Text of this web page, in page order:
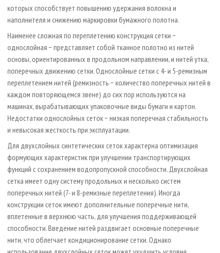
которых способствует повышению удержания волокна и
наполнителя и снижению маркировки бумажного полотна.
Наименее сложная по переплетению конструкция сетки −
однослойная − представляет собой тканное полотно из нитей
основы, ориентированных в продольном направлении, и нитей утка,
поперечных движению сетки. Однослойные сетки с 4- и 5-ремизным
переплетением нитей (ремизность − количество поперечных нитей в
каждом повторяющемся звене) до сих пор используются на
машинах, вырабатывающих упаковочные виды бумаги и картон.
Недостатки однослойных сеток − низкая поперечная стабильность
и невысокая жесткость при эксплуатации.
Для двухслойных синтетических сеток характерна оптимизация
формующих характеристик при улучшении транспортирующих
функций с сохранением водопропускной способности. Двухслойная
сетка имеет одну систему продольных и несколько систем
поперечных нитей (7- и 8-ремизные переплетения). Иногда
конструкции сеток имеют дополнительные поперечные нити,
вплетенные в верхнюю часть, для улучшения поддерживающей
способности. Введение нитей раздвигает основные поперечные
нити, что облегчает кондиционирование сетки. Однако